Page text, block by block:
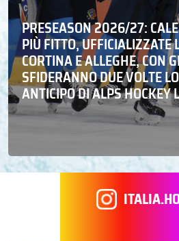
PRESEASON 2026/27:
PIÙ FITTO, UFFICIALIZZATE
CORTINA E ALLEGHE, CON
SFIDERANNO DUE VOLTE
ANTICIPO DI ALPS HOCKEY